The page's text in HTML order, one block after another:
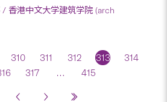
/ 香港中文大学建筑学院 (arch
310 311 312 313
314
317 … 415